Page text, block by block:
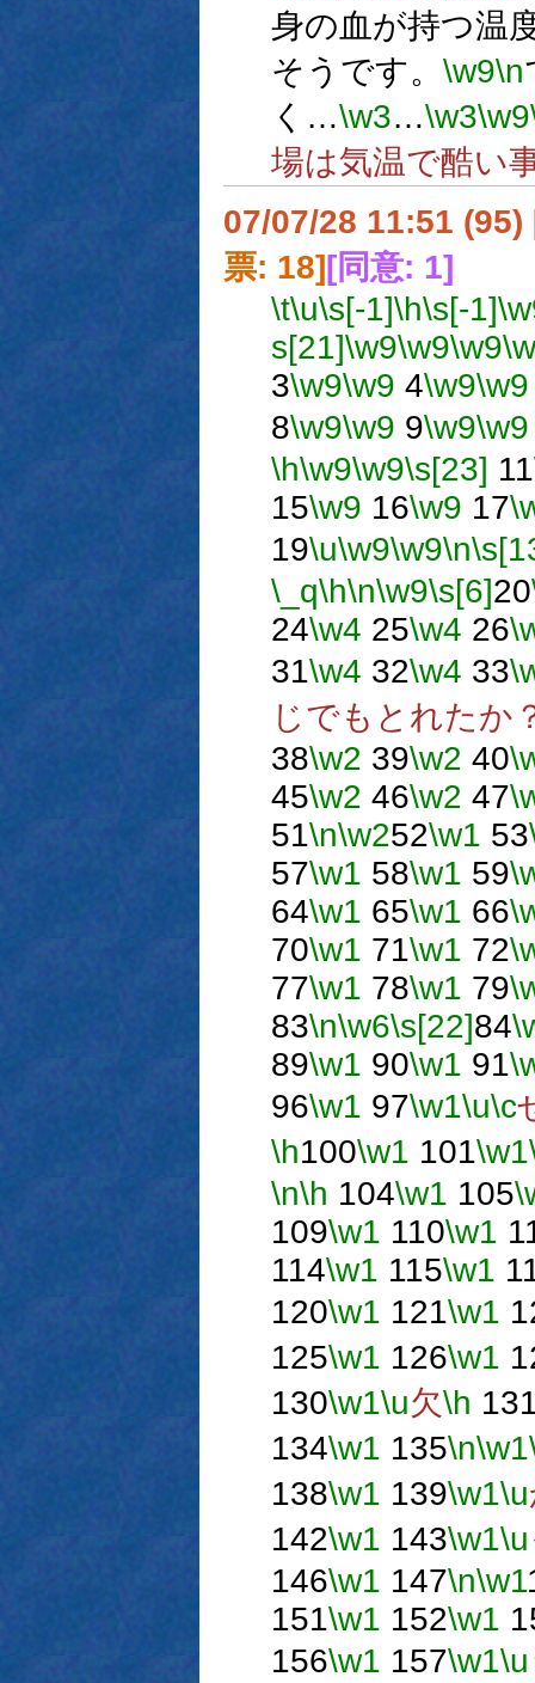
身の血が持つ温
そうです。 \w9\n
く…\w3…\w3\w9
場は気温で酷い
07/07/28 11:51 (95)
票: 18][同意: 1]
\t\u\s[-1]\h\s[-1]
s[21]\w9\w9\w9
3\w9\w9 4\w9\w9
8\w9\w9 9\w9\w9
\h\w9\w9\s[23] 11
15\w9 16\w9 17
19\u\w9\w9\n
\_q\h\n\w9\s[6]20
24\w4 25\w4 26
31\w4 32\w4 33
じでもとれたか
38\w2 39\w2 40
45\w2 46\w2 47
51\n\w252\w1 53
57\w1 58\w1 59
64\w1 65\w1 66
70\w1 71\w1 72
77\w1 78\w1 79
83\n\w6\s[22]84
89\w1 90\w1 91
96\w1 97\w1\u\c
\h100\w1 101\w1
\n\h 104\w1 105
109\w1 110\w1
114\w1 115\w1
120\w1 121\w1
125\w1 126\w1
130\w1\u欠\h
134\w1 135\n\w1
138\w1 139\w1\u
142\w1 143\w1\u
146\w1 147\n\w1
151\w1 152\w1
156\w1 157\w1\u